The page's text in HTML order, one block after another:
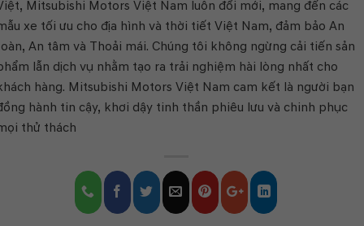
Mitsubishi Motors Việt Nam luôn đổi mới, mang đến các
xe tối ưu cho địa hình và thời tiết Việt Nam, đảm bảo An
An tâm và Thoải mái. Chúng tôi không ngừng cải tiến sản
lẫn dịch vụ nhằm tạo ra trải nghiệm hài lòng nhất cho
hàng. Mitsubishi Motors Việt Nam cam kết là người bạn
hành tin cậy, khơi dậy tinh thần phiêu lưu và chinh phục
thử thách